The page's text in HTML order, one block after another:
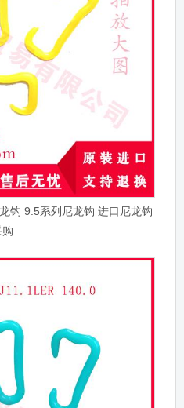
钩 9.5系列尼龙钩 进口尼龙钩